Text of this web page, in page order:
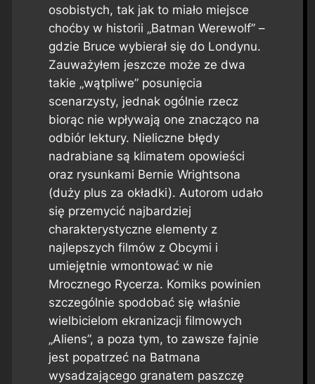
osobistych, tak jak to miało miejsce
choćby w historii „Batman Werewolf” –
gdzie Bruce wybierał się do Londynu.
Zauważyłem jeszcze może ze dwa
takie „wątpliwe” posunięcia
scenarzysty, jednak ogólnie rzecz
biorąc nie wpływają one znacząco na
odbiór lektury. Nieliczne błędy
nadrabiane są klimatem opowieści
oraz rysunkami Bernie Wrightsona
(duży plus za okładki). Autorom udało
się przemycić najbardziej
charakterystyczne elementy z
najlepszych filmów z Obcymi i
umiejętnie wmontować w nie
Mrocznego Rycerza. Komiks powinien
szczególnie spodobać się właśnie
wielbicielom ekranizacji filmowych
„Aliens”, a poza tym, to zawsze fajnie
jest popatrzeć na Batmana
wysadzającego granatem paszczę